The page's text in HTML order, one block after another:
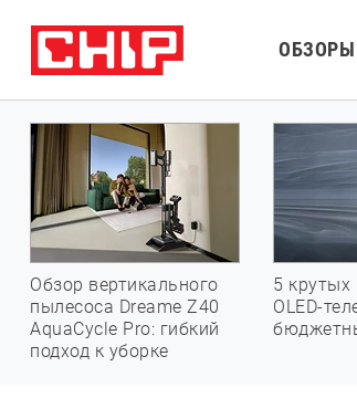
ОБЗОРЫ
Обзор вертикального
пылесоса Dreame Z40
AquaCycle Pro: гибкий
подход к уборке
5 крутых
OLED-